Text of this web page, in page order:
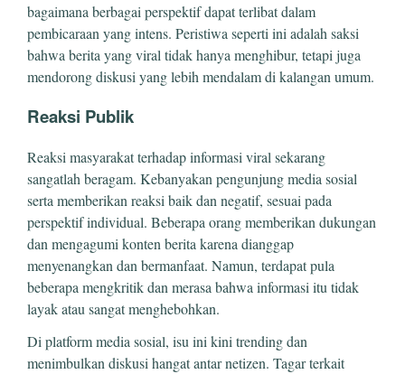
bagaimana berbagai perspektif dapat terlibat dalam
pembicaraan yang intens. Peristiwa seperti ini adalah saksi
bahwa berita yang viral tidak hanya menghibur, tetapi juga
mendorong diskusi yang lebih mendalam di kalangan umum.
Reaksi Publik
Reaksi masyarakat terhadap informasi viral sekarang
sangatlah beragam. Kebanyakan pengunjung media sosial
serta memberikan reaksi baik dan negatif, sesuai pada
perspektif individual. Beberapa orang memberikan dukungan
dan mengagumi konten berita karena dianggap
menyenangkan dan bermanfaat. Namun, terdapat pula
beberapa mengkritik dan merasa bahwa informasi itu tidak
layak atau sangat menghebohkan.
Di platform media sosial, isu ini kini trending dan
menimbulkan diskusi hangat antar netizen. Tagar terkait